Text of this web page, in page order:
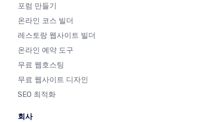
포럼 만들기
온라인 코스 빌더
레스토랑 웹사이트 빌더
온라인 예약 도구
무료 웹호스팅
무료 웹사이트 디자인
SEO 최적화
회사